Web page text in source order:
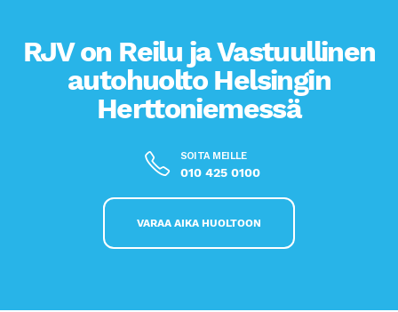
RJV on Reilu ja Vastuullinen
autohuolto Helsingin
Herttoniemessä
SOITA MEILLE
010 425 0100
VARAA AIKA HUOLTOON